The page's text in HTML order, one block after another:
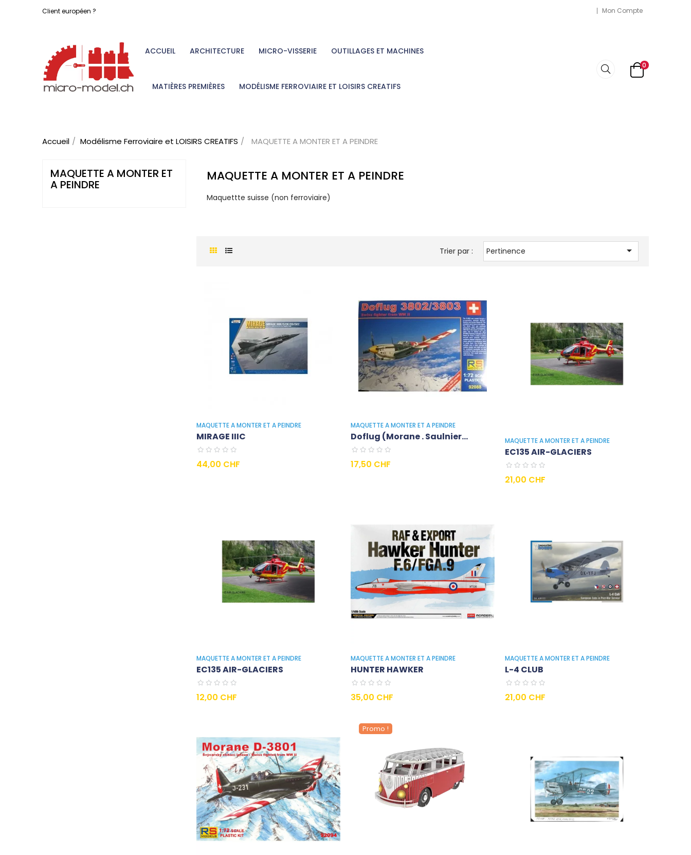
Client européen ? Mon Compte
ACCUEIL ARCHITECTURE MICRO-VISSERIE OUTILLAGES ET MACHINES
MATIÈRES PREMIÈRES MODÉLISME FERROVIAIRE ET LOISIRS CREATIFS
0
Accueil Modélisme Ferroviaire et LOISIRS CREATIFS MAQUETTE A MONTER ET A PEINDRE
MAQUETTE A MONTER ET
A PEINDRE
MAQUETTE A MONTER ET A PEINDRE
Maquettte suisse (non ferroviaire)
Trier par : Pertinence 
MAQUETTE A MONTER ET A PEINDRE
MIRAGE IIIC
Prix
44,00 CHF
MAQUETTE A MONTER ET A PEINDRE
Doflug (Morane . Saulnier...
Prix
17,50 CHF
MAQUETTE A MONTER ET A PEINDRE
EC135 AIR-GLACIERS
Prix
21,00 CHF
MAQUETTE A MONTER ET A PEINDRE
EC135 AIR-GLACIERS
Prix
12,00 CHF
MAQUETTE A MONTER ET A PEINDRE
HUNTER HAWKER
Prix
35,00 CHF
MAQUETTE A MONTER ET A PEINDRE
L-4 CLUB
Prix
21,00 CHF
Promo !